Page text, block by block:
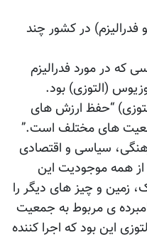
فدرالیزم) در کشور چند
که در مورد فدرالیزم
(التوزی) بود.
“حفظ ارزش های
های مختلف است.”
سیاسی و اقتصادی
از همه موجودیت این
زمین و چیز های دیگر را
ی مربوط به جمعیت
این بود که اجرا کننده